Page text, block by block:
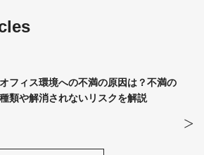
オフィス環境への不満の原因は？不満の
種類や解消されないリスクを解説